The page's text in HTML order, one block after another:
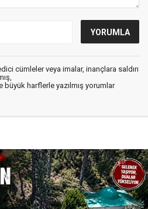
cümleler veya imalar, inançlara saldırı
büyük harflerle yazılmış yorumlar